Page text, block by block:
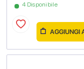
4 Disponibile
AGGIUNGI